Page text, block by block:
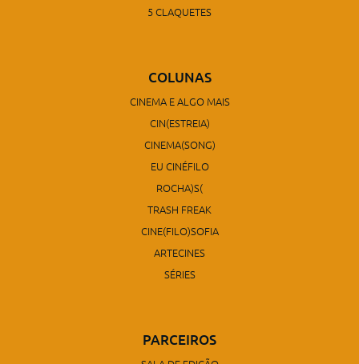
5 CLAQUETES
COLUNAS
CINEMA E ALGO MAIS
CIN(ESTREIA)
CINEMA(SONG)
EU CINÉFILO
ROCHA)S(
TRASH FREAK
CINE(FILO)SOFIA
ARTECINES
SÉRIES
PARCEIROS